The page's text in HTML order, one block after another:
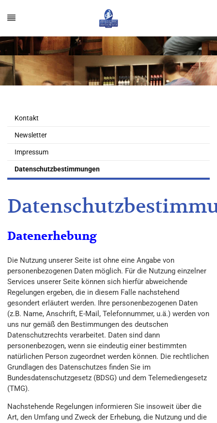
Kontakt
Newsletter
Impressum
Datenschutzbestimmungen
Datenerhebung
Die Nutzung unserer Seite ist ohne eine Angabe von
personenbezogenen Daten möglich. Für die Nutzung einzelner
Services unserer Seite können sich hierfür abweichende
Regelungen ergeben, die in diesem Falle nachstehend
gesondert erläutert werden. Ihre personenbezogenen Daten
(z.B. Name, Anschrift, E-Mail, Telefonnummer, u.ä.) werden von
uns nur gemäß den Bestimmungen des deutschen
Datenschutzrechts verarbeitet. Daten sind dann
personenbezogen, wenn sie eindeutig einer bestimmten
natürlichen Person zugeordnet werden können. Die rechtlichen
Grundlagen des Datenschutzes finden Sie im
Bundesdatenschutzgesetz (BDSG) und dem Telemediengesetz
(TMG).
Nachstehende Regelungen informieren Sie insoweit über die
Art, den Umfang und Zweck der Erhebung, die Nutzung und die